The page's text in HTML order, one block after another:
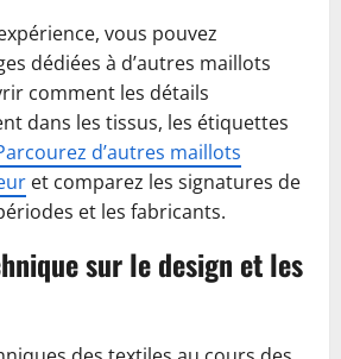
vous pouvez
dédiées à d’autres maillots
comment les détails
dans les tissus, les étiquettes
d’autres maillots
et comparez les signatures de
et les fabricants.
sur le design et les